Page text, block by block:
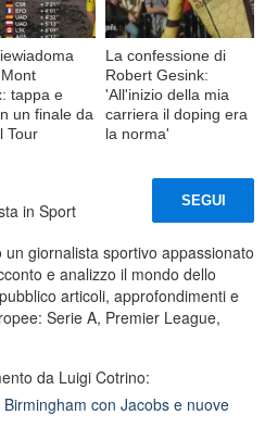
tappa e
un finale da
Tour
La confessione di
Robert Gesink:
'All'inizio della mia
carriera il doping era
la norma'
in Sport
SEGUI
giornalista sportivo appassionato
e analizzo il mondo dello
articoli, approfondimenti e
Serie A, Premier League,
da Luigi Cotrino:
con Jacobs e nuove